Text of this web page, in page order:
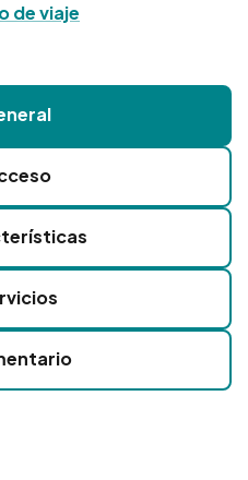
de viaje